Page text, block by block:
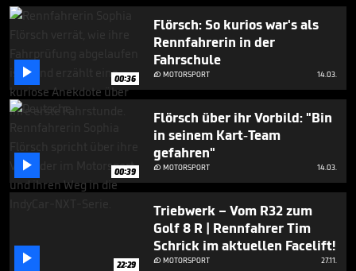
 00:36
Flörsch: So kurios war's als
Rennfahrerin in der
Fahrschule
MOTORSPORT 14.03.
 00:39
Flörsch über ihr Vorbild: "Bin
in seinem Kart-Team
gefahren"
MOTORSPORT 14.03.
 22:29
Triebwerk – Vom R32 zum
Golf 8 R | Rennfahrer Tim
Schrick im aktuellen Facelift!
MOTORSPORT 27.11.